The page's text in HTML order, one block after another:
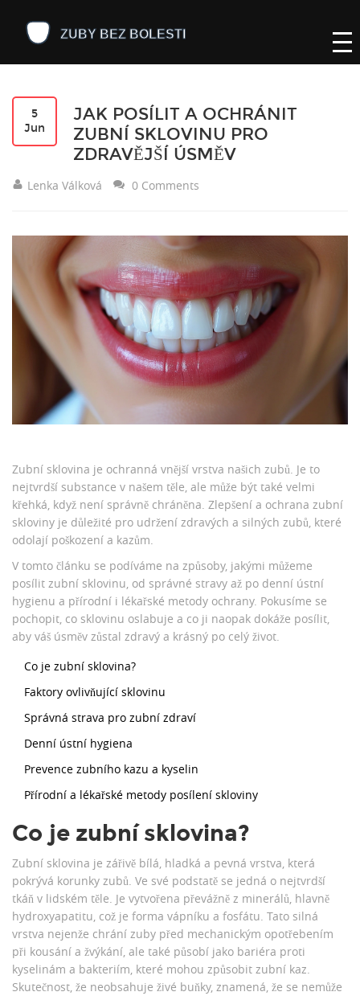
5
Jun
JAK POSÍLIT A OCHRÁNIT
ZUBNÍ SKLOVINU PRO
ZDRAVĚJŠÍ ÚSMĚV
Lenka Válková 0 Comments
Zubní sklovina je ochranná vnější vrstva našich zubů. Je to
nejtvrdší substance v našem těle, ale může být také velmi
křehká, když není správně chráněna. Zlepšení a ochrana zubní
skloviny je důležité pro udržení zdravých a silných zubů, které
odolají poškození a kazům.
V tomto článku se podíváme na způsoby, jakými můžeme
posílit zubní sklovinu, od správné stravy až po denní ústní
hygienu a přírodní i lékařské metody ochrany. Pokusíme se
pochopit, co sklovinu oslabuje a co ji naopak dokáže posílit,
aby váš úsměv zůstal zdravý a krásný po celý život.
Co je zubní sklovina?
Faktory ovlivňující sklovinu
Správná strava pro zubní zdraví
Denní ústní hygiena
Prevence zubního kazu a kyselin
Přírodní a lékařské metody posílení skloviny
Co je zubní sklovina?
Zubní sklovina je zářivě bílá, hladká a pevná vrstva, která
pokrývá korunky zubů. Ve své podstatě se jedná o nejtvrdší
tkáň v lidském těle. Je vytvořena převážně z minerálů, hlavně
hydroxyapatitu, což je forma vápníku a fosfátu. Tato silná
vrstva nejenže chrání zuby před mechanickým opotřebením
při kousání a žvýkání, ale také působí jako bariéra proti
kyselinám a bakteriím, které mohou způsobit zubní kaz.
Skutečnost, že neobsahuje živé buňky, znamená, že se nemůže